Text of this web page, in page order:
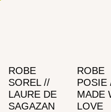
ROBE
SOREL //
LAURE DE
SAGAZAN
ROBE
POSIE
MADE
LOVE